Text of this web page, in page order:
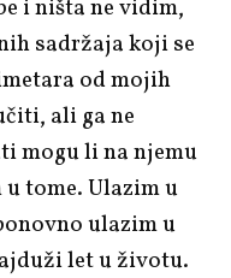
i ništa ne vidim,
sadržaja koji se
od mojih
ali ga ne
mogu li na njemu
tome. Ulazim u
ulazim u
let u životu.